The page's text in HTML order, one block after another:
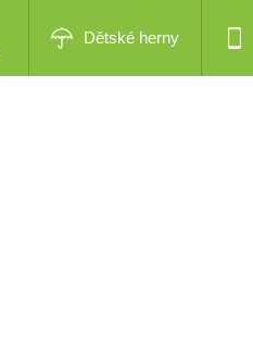
Dětské herny